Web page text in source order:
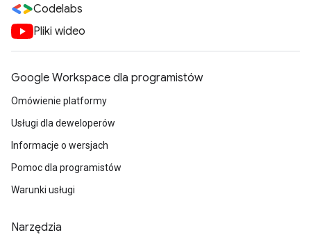
Codelabs
Pliki wideo
Google Workspace dla programistów
Omówienie platformy
Usługi dla deweloperów
Informacje o wersjach
Pomoc dla programistów
Warunki usługi
Narzędzia